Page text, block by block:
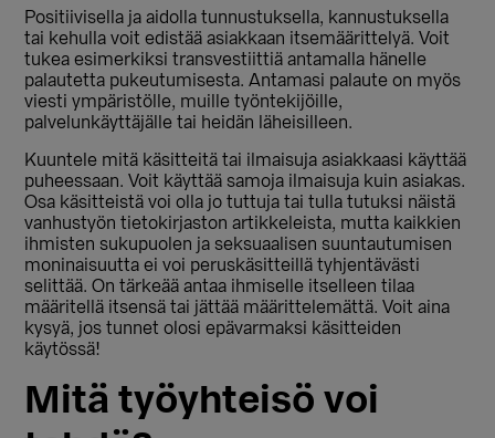
Positiivisella ja aidolla tunnustuksella, kannustuksella
tai kehulla voit edistää asiakkaan itsemäärittelyä. Voit
tukea esimerkiksi transvestiittiä antamalla hänelle
palautetta pukeutumisesta. Antamasi palaute on myös
viesti ympäristölle, muille työntekijöille,
palvelunkäyttäjälle tai heidän läheisilleen.
Kuuntele mitä käsitteitä tai ilmaisuja asiakkaasi käyttää
puheessaan. Voit käyttää samoja ilmaisuja kuin asiakas.
Osa käsitteistä voi olla jo tuttuja tai tulla tutuksi näistä
vanhustyön tietokirjaston artikkeleista, mutta kaikkien
ihmisten sukupuolen ja seksuaalisen suuntautumisen
moninaisuutta ei voi peruskäsitteillä tyhjentävästi
selittää. On tärkeää antaa ihmiselle itselleen tilaa
määritellä itsensä tai jättää määrittelemättä. Voit aina
kysyä, jos tunnet olosi epävarmaksi käsitteiden
käytössä!
Mitä työyhteisö voi